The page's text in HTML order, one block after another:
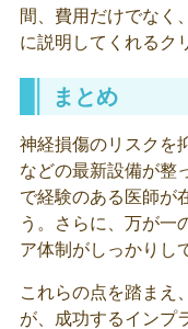
間、費用だけでなく
に説明してくれるク
まとめ
神経損傷のリスクを
などの最新設備が整
で経験のある医師が
う。さらに、万が一
ア体制がしっかりし
これらの点を踏まえ
が、成功するインプ